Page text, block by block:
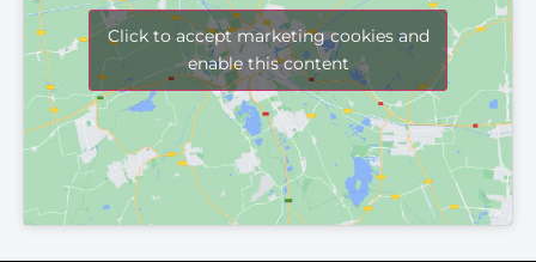
Click to accept marketing cookies and
enable this content